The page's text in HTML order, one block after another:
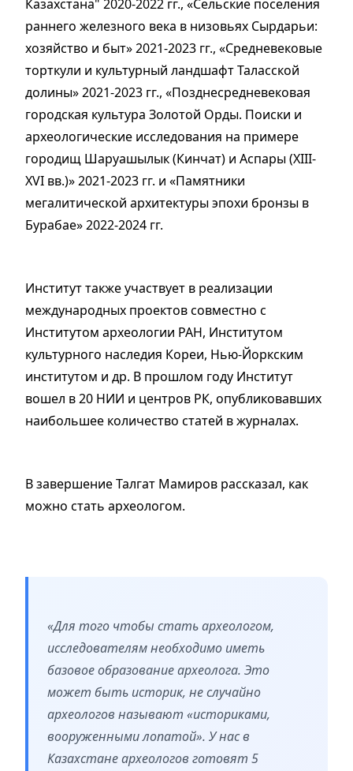
Казахстана" 2020-2022 гг., «Сельские поселения
раннего железного века в низовьях Сырдарьи:
хозяйство и быт» 2021-2023 гг., «Средневековые
торткули и культурный ландшафт Таласской
долины» 2021-2023 гг., «Позднесредневековая
городская культура Золотой Орды. Поиски и
археологические исследования на примере
городищ Шаруашылык (Кинчат) и Аспары (XIII-
XVI вв.)» 2021-2023 гг. и «Памятники
мегалитической архитектуры эпохи бронзы в
Бурабае» 2022-2024 гг.
Институт также участвует в реализации
международных проектов совместно с
Институтом археологии РАН, Институтом
культурного наследия Кореи, Нью-Йоркским
институтом и др. В прошлом году Институт
вошел в 20 НИИ и центров РК, опубликовавших
наибольшее количество статей в журналах.
В завершение Талгат Мамиров рассказал, как
можно стать археологом.
«Для того чтобы стать археологом,
исследователям необходимо иметь
базовое образование археолога. Это
может быть историк, не случайно
археологов называют «историками,
вооруженными лопатой». У нас в
Казахстане археологов готовят 5